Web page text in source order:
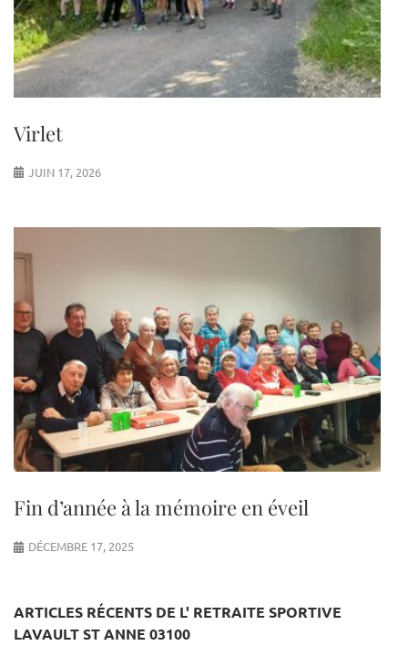
Virlet
JUIN 17, 2026
Fin d’année à la mémoire en éveil
DÉCEMBRE 17, 2025
ARTICLES RÉCENTS DE L' RETRAITE SPORTIVE
LAVAULT ST ANNE 03100